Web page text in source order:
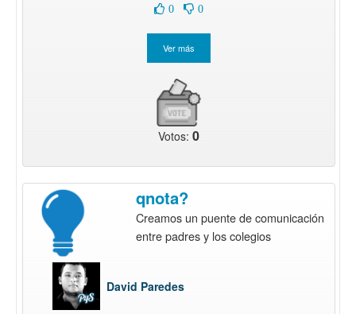
0 0
Votos: 0
qnota?
Creamos un puente de comunicación
entre padres y los colegios
David Paredes